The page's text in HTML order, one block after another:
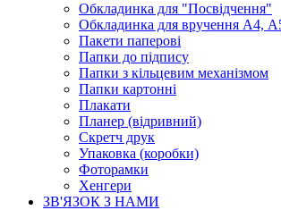
Обкладинка для "Посвідчення"
Обкладинка для вручення А4,
Пакети паперові
Папки до підпису
Папки з кільцевим механізмом
Папки картонні
Плакати
Планер (відривний)
Скретч друк
Упаковка (коробки)
Фоторамки
Хенгери
ЗВ'ЯЗОК З НАМИ